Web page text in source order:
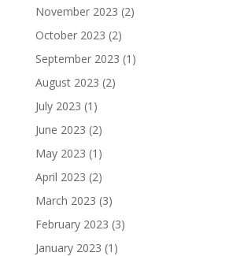
November 2023 (2)
October 2023 (2)
September 2023 (1)
August 2023 (2)
July 2023 (1)
June 2023 (2)
May 2023 (1)
April 2023 (2)
March 2023 (3)
February 2023 (3)
January 2023 (1)